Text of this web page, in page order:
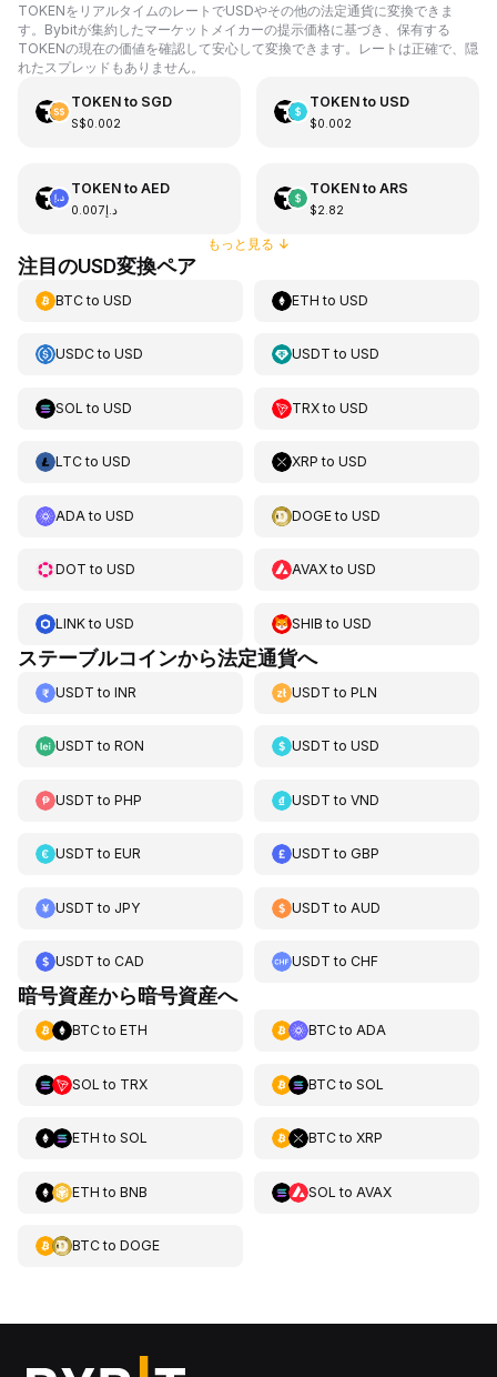
TOKENをリアルタイムのレートでUSDやその他の法定通貨に変換できま
す。Bybitが集約したマーケットメイカーの提示価格に基づき、保有する
TOKENの現在の価値を確認して安心して変換できます。レートは正確で、隠
れたスプレッドもありません。
TOKENto SGD
S$0.002
TOKENto USD
$0.002
TOKENto AED
د.إ0.007
TOKENto ARS
$2.82
もっと見る ↓
注目のUSD変換ペア
BTCto USD ETH toUSD
USDCto USD USDT toUSD
SOL to USD TRXtoUSD
LTCto USD XRP toUSD
ADA to USD DOGEtoUSD
DOT to USD AVAXtoUSD
LINKto USD SHIB toUSD
ステーブルコインから法定通貨へ
USDT to INR USDT toPLN
USDT to RON USDT toUSD
USDT to PHP USDT toVND
USDT to EUR USDT toGBP
USDT to JPY USDT to AUD
USDT to CAD USDT toCHF
暗号資産から暗号資産へ
BTCto ETH BTCto ADA
SOL to TRX BTCto SOL
ETH to SOL BTCto XRP
ETH to BNB SOL to AVAX
BTCto DOGE